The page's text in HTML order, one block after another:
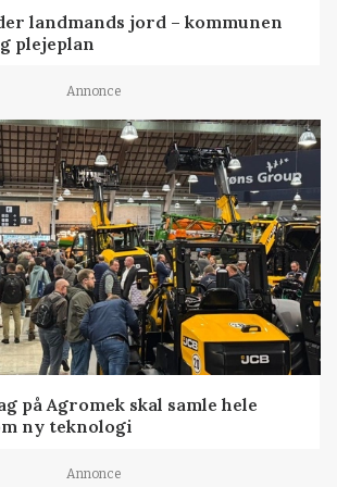
landmands jord – kommunen
plejeplan
Annonce
på Agromek skal samle hele
ny teknologi
Annonce